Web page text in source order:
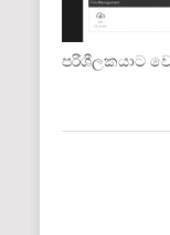
පරිශීලකයාට